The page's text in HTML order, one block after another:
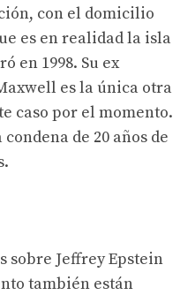
con el domicilio
es en realidad la isla
en 1998. Su ex
es la única otra
caso por el momento.
de 20 años de
sobre Jeffrey Epstein
también están